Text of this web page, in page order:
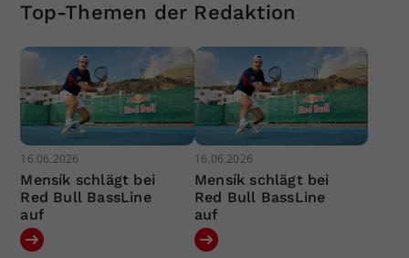
Top-Themen der Redaktion
16.06.2026
Mensík schlägt bei
Red Bull BassLine
auf
16.06.2026
Mensík schlägt bei
Red Bull BassLine
auf